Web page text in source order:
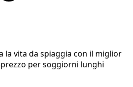
la vita da spiaggia con il miglior
per soggiorni lunghi